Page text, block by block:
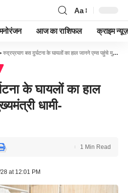
Aa
आज का राशिफल क्राइम न्यूज़
रुद्रप्रयाग बस दुर्घटना के घायलों का हाल जानने एम्स पहुंचे मुख्यमंत्री धामी-Newsnetra
के घायलों का हाल
धामी-
at 12:01 PM
1 Min Read